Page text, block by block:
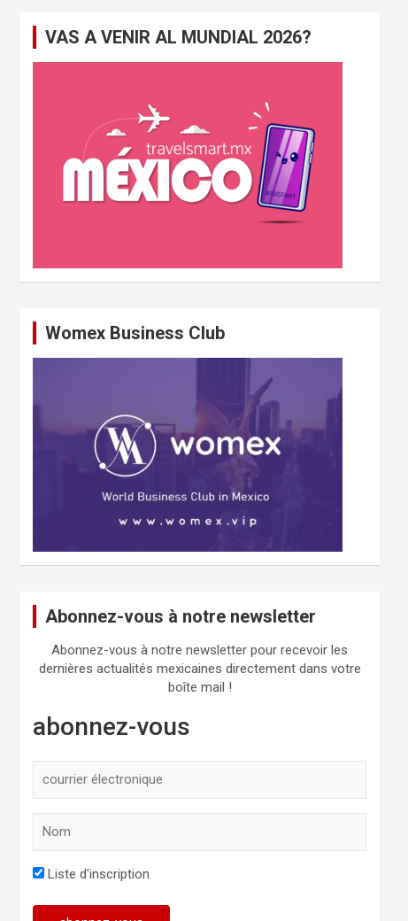
c
VAS A VENIR AL MUNDIAL 2026?
Womex Business Club
Abonnez-vous à notre newsletter
Abonnez-vous à notre newsletter pour recevoir les
dernières actualités mexicaines directement dans votre
boîte mail !
abonnez-vous
Liste d'inscription